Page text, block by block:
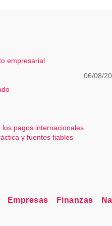
empresarial
pagos internacionales
y fuentes fiables
06/08/
Empresas Finanzas